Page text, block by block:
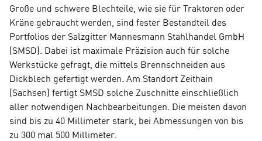
Große und schwere Blechteile, wie sie für Traktoren oder
Kräne gebraucht werden, sind fester Bestandteil des
Portfolios der Salzgitter Mannesmann Stahlhandel GmbH
(SMSD). Dabei ist maximale Präzision auch für solche
Werkstücke gefragt, die mittels Brennschneiden aus
Dickblech gefertigt werden. Am Standort Zeithain
(Sachsen) fertigt SMSD solche Zuschnitte einschließlich
aller notwendigen Nachbearbeitungen. Die meisten davon
sind bis zu 40 Millimeter stark, bei Abmessungen von bis
zu 300 mal 500 Millimeter.